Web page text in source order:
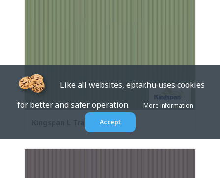
Kingspan L Tramline profil ...
Like all websites, eptar.hu uses cookies
for better and safer operation.
More information
Accept